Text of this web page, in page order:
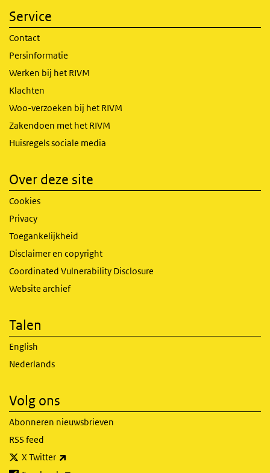
Service
Contact
Persinformatie
Werken bij het RIVM
Klachten
Woo-verzoeken bij het RIVM
Zakendoen met het RIVM
Huisregels sociale media
Over deze site
Cookies
Privacy
Toegankelijkheid
Disclaimer en copyright
Coordinated Vulnerability Disclosure
Website archief
Talen
English
Nederlands
Volg ons
Abonneren nieuwsbrieven
RSS feed
X Twitter